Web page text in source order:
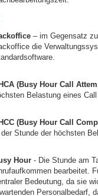
– im Gegensatz
die
(Busy Hour Call
Belastung eines
(Busy Hour Call
Stunde der höchsten
Hour - Die Stunde am
bearbeitet.
Bedeutung, da sie
Personalbedarf,